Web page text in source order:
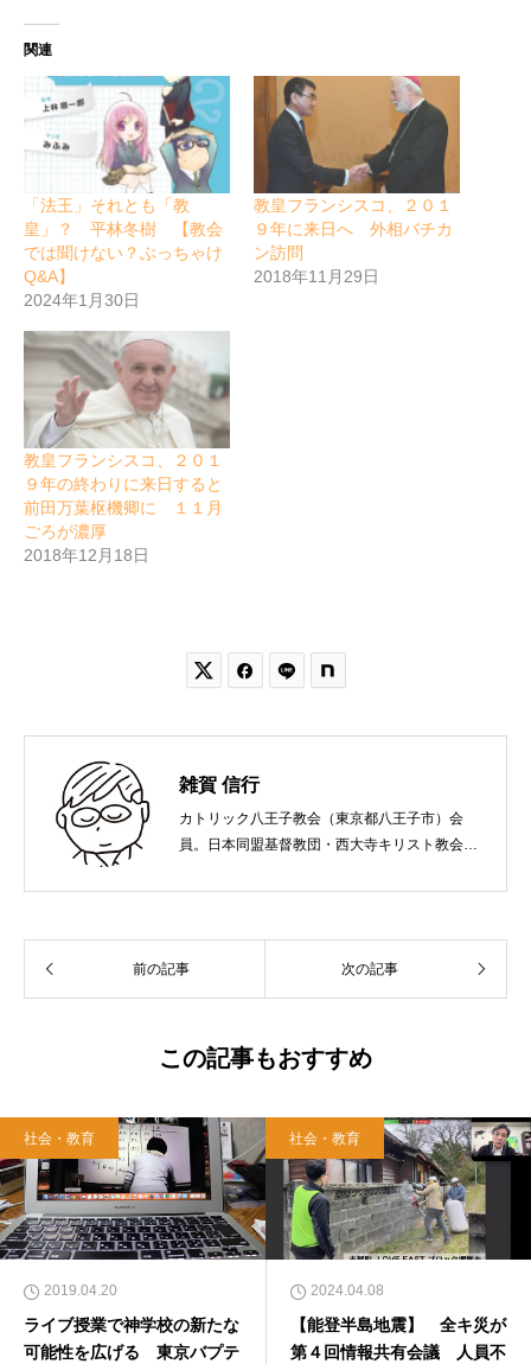
関連
「法王」それとも「教
皇」？ 平林冬樹 【教会
では聞けない？ぶっちゃけ
Q&A】
2024年1月30日
教皇フランシスコ、２０１
９年に来日へ 外相バチカ
ン訪問
2018年11月29日
教皇フランシスコ、２０１
９年の終わりに来日すると
前田万葉枢機卿に １１月
ごろが濃厚
2018年12月18日
 
雑賀 信行
カトリック八王子教会（東京都八王子市）会
員。日本同盟基督教団・西大寺キリスト教会
れ。関西学院大学社会学部卒業。９０年代、い
て、雜賀編集工房として独立。
前の記事 次の記事
この記事もおすすめ
社会・教育
2019.04.20
ライブ授業で神学校の新たな
可能性を広げる 東京バプテ
社会・教育
2024.04.08
【能登半島地震】 全キ災が
第４回情報共有会議 人員不